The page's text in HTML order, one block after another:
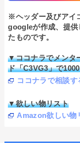
※ヘッダー及びアイ
googleが作成、提供
たものです。
▼ココナラでメンタ
ド「C3VG3」で
ココナラで相談す
▼欲しい物リスト
Amazon欲しい物